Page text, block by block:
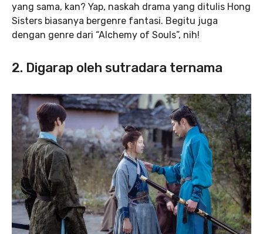
yang sama, kan? Yap, naskah drama yang ditulis Hong
Sisters biasanya bergenre fantasi. Begitu juga
dengan genre dari “Alchemy of Souls”, nih!
2. Digarap oleh sutradara ternama